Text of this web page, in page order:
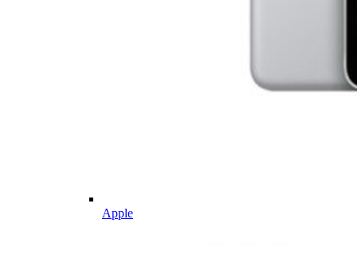
Apple